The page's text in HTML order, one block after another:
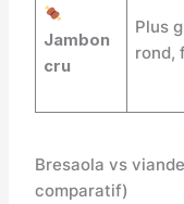
Jambon
cru
Plus
rond,
Bresaola vs
comparatif)